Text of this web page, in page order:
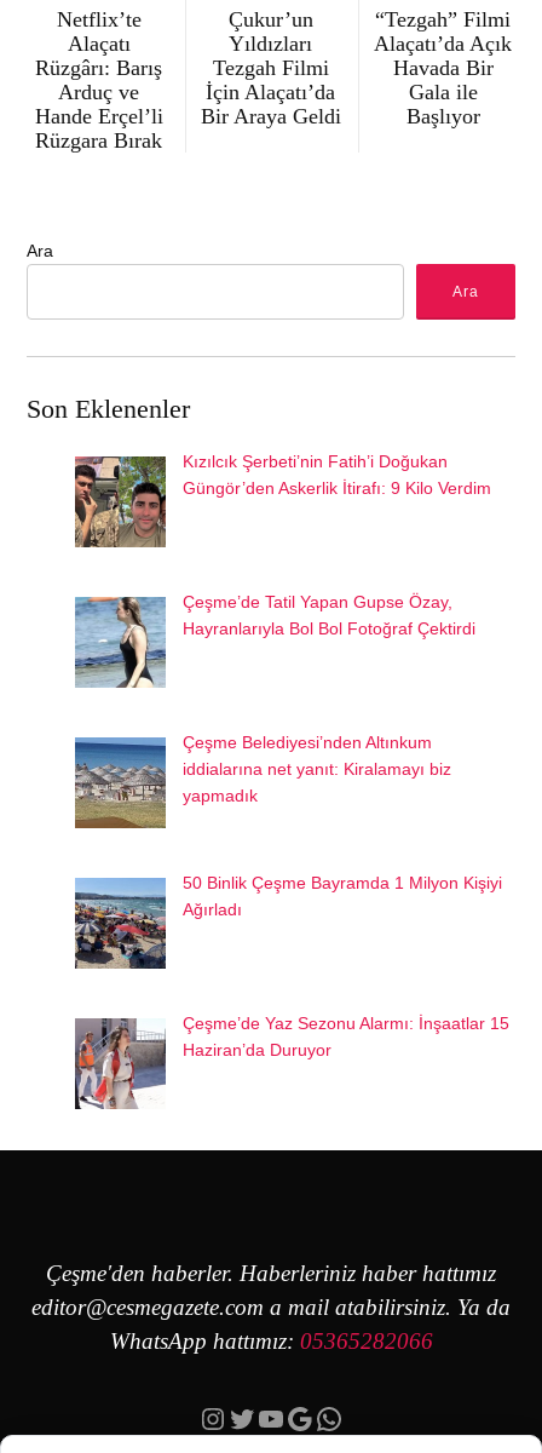
Netflix’te
Alaçatı
Rüzgârı: Barış
Arduç ve
Hande Erçel’li
Rüzgara Bırak
Çukur’un
Yıldızları
Tezgah Filmi
İçin Alaçatı’da
Bir Araya Geldi
“Tezgah” Filmi
Alaçatı’da Açık
Havada Bir
Gala ile
Başlıyor
Ara
Ara
Son Eklenenler
Kızılcık Şerbeti’nin Fatih’i Doğukan
Güngör’den Askerlik İtirafı: 9 Kilo Verdim
Çeşme’de Tatil Yapan Gupse Özay,
Hayranlarıyla Bol Bol Fotoğraf Çektirdi
Çeşme Belediyesi’nden Altınkum
iddialarına net yanıt: Kiralamayı biz
yapmadık
50 Binlik Çeşme Bayramda 1 Milyon Kişiyi
Ağırladı
Çeşme’de Yaz Sezonu Alarmı: İnşaatlar 15
Haziran’da Duruyor
Çeşme'den haberler. Haberleriniz haber hattımız
editor@cesmegazete.com a mail atabilirsiniz. Ya da
WhatsApp hattımız: 05365282066
Instagram
Twitter
YouTube
Google
https://wa.me/